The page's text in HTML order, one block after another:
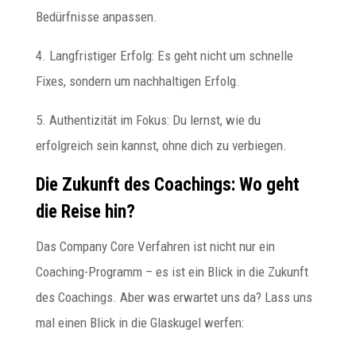
Bedürfnisse anpassen.
4. Langfristiger Erfolg: Es geht nicht um schnelle
Fixes, sondern um nachhaltigen Erfolg.
5. Authentizität im Fokus: Du lernst, wie du
erfolgreich sein kannst, ohne dich zu verbiegen.
Die Zukunft des Coachings: Wo geht
die Reise hin?
Das Company Core Verfahren ist nicht nur ein
Coaching-Programm – es ist ein Blick in die Zukunft
des Coachings. Aber was erwartet uns da? Lass uns
mal einen Blick in die Glaskugel werfen: